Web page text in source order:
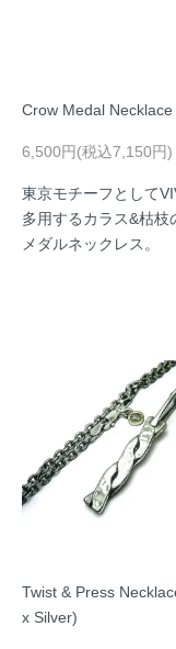
Crow Medal Necklace
6,500円(税込7,150円)
東京モチーフとして
多用するカラス&枯枝
メダルネックレス。
Twist & Press
x Silver)